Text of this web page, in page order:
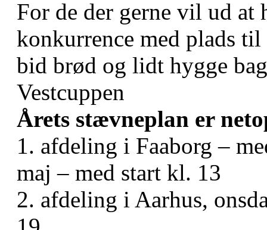
For de der gerne vil ud at
konkurrence med plads
bid brød og lidt hygge
Vestcuppen
Årets stævneplan er
1. afdeling i Faaborg –
maj – med start kl. 13
2. afdeling i Aarhus,